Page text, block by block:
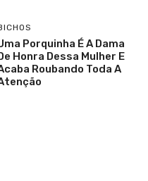
Porquinha É A Dama
Honra Dessa Mulher E
Roubando Toda A